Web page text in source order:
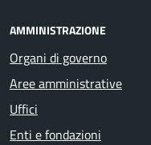
AMMINISTRAZIONE
Organi di governo
Aree amministrative
Uffici
Enti e fondazioni